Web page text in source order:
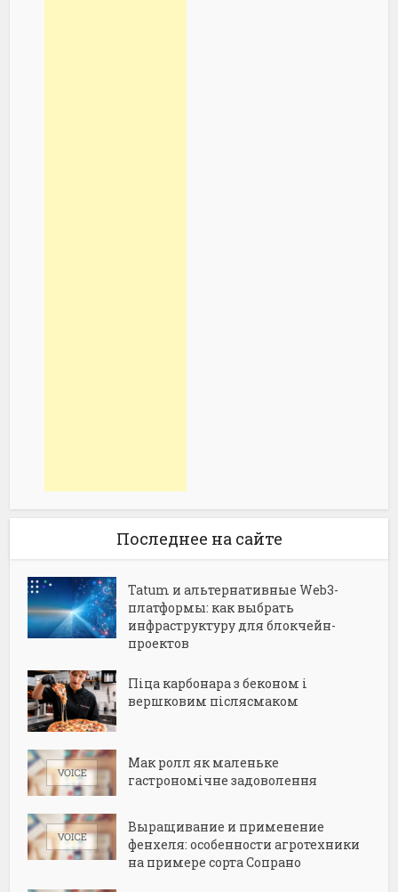
Последнее на сайте
Tatum и альтернативные Web3-
платформы: как выбрать
инфраструктуру для блокчейн-
проектов
Піца карбонара з беконом і
вершковим післясмаком
Мак ролл як маленьке
гастрономічне задоволення
Выращивание и применение
фенхеля: особенности агротехники
на примере сорта Сопрано